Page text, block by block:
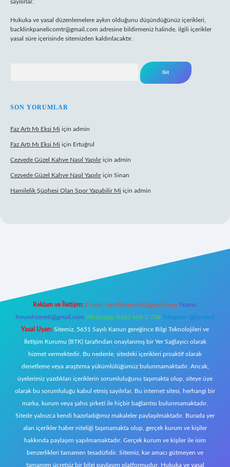
sayılırlar.
Hukuka ve yasal düzenlemelere aykırı olduğunu düşündüğünüz içerikleri,
backlinkpanelicomtr@gmail.com adresine bildirmeniz halinde, ilgili içerikler
yasal süre içerisinde sitemizden kaldırılacaktır.
SON YORUMLAR
Faz Artı Mı Eksi Mi için admin
Faz Artı Mı Eksi Mi için Ertuğrul
Cezvede Güzel Kahve Nasıl Yapılıriçin admin
Cezvede Güzel Kahve Nasıl Yapılıriçin Sinan
Hamilelik Şüphesi Olan Spor Yapabilir Mi için admin
Reklam ve İletişim: E-mail: backlinkpaneli@gmail.com Teams:
forumhizmeti@gmail.com Whatsapp: 0262 606 0 726 Telegram: @karabul
Yasal Uyarı: Sitemiz, 5651 Sayılı Kanun gereğince Bilgi Teknolojileri ve
İletişim Kurumu (BTK) tarafından onaylanmış bir Yer Sağlayıcı olarak
hizmet vermektedir. Bu nedenle, sitedeki içerikleri proaktif olarak
denetleme veya araştırma yükümlülüğümüz bulunmamaktadır. Ancak,
üyelerimiz yazdıkları içeriklerin sorumluluğunu taşımakta olup, siteye üye
olarak bu sorumluluğu kabul etmiş sayılırlar. Bu internet sitesi, herhangi bir
marka, kurum veya şahıs şirketi ile hiçbir bağlantısı bulunmamaktadır.
Sitede yalnızca kendi hazırladığımız makaleler paylaşılmaktadır. Burada yer
alan içerikler haber niteliği taşımamakta olup, gerçek kurum ve kişiler
hakkında paylaşım yapılmamaktadır. Gerçek kurum ve kişiler ile isim
benzerlikleri tamamen tesadüfidir. Sitemiz, kar amacı gütmeyen ve
tamamen ücretsiz bir bilgi paylaşım platformudur. Hukuka ve yasal